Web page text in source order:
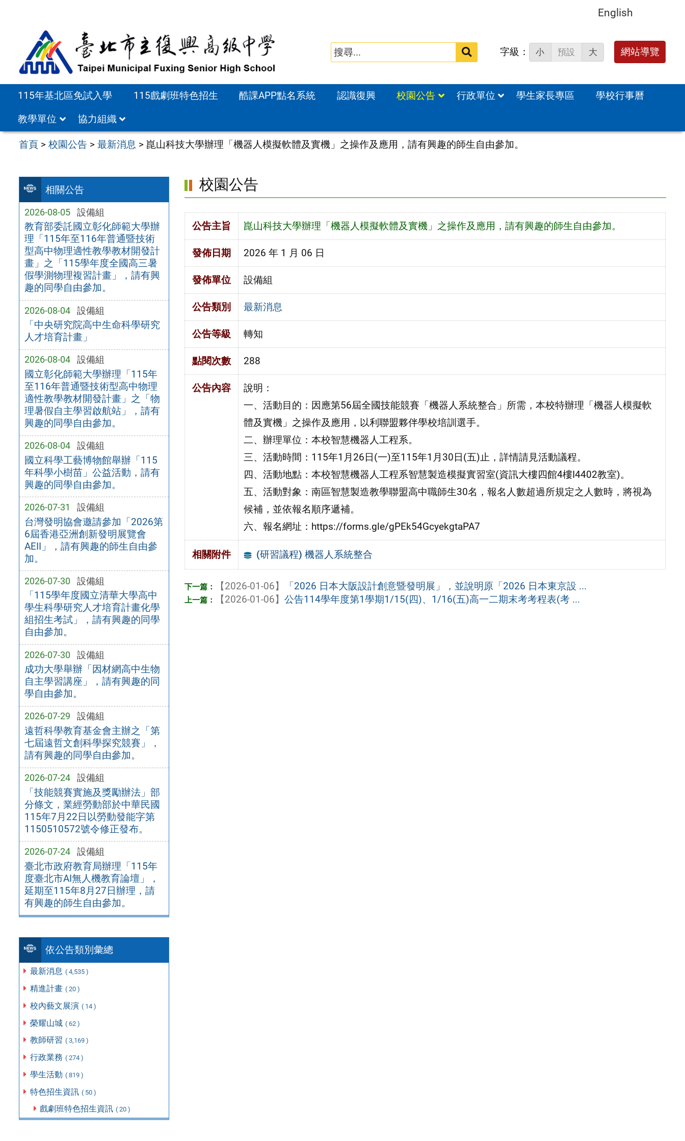
English
站
搜
字級： 小 預設 大 網站導覽
115年基北區免試入學 115戲劇班特色招生 酷課APP點名系統 認識復興 校園公告 行政單位 學生家長專區
學校行事曆
教學單位
協力組織
首頁 >校園公告 >最新消息 > 崑山科技大學辦理「機器人模擬軟體及實機」之操作及應用，請有興趣的師生自由參加。
相關公告
2026-08-05 設備組
教育部委託國立彰化師範大學辦
理「115年至116年普通暨技術
型高中物理適性教學教材開發計
畫」之「115學年度全國高三暑
假學測物理複習計畫」，請有興
趣的同學自由參加。
2026-08-04 設備組
「中央研究院高中生命科學研究
人才培育計畫」
2026-08-04 設備組
國立彰化師範大學辦理「115年
至116年普通暨技術型高中物理
適性教學教材開發計畫」之「物
理暑假自主學習啟航站」，請有
興趣的同學自由參加。
2026-08-04 設備組
國立科學工藝博物館舉辦「115
年科學小樹苗」公益活動，請有
興趣的同學自由參加。
2026-07-31 設備組
台灣發明協會邀請參加「2026第
6屆香港亞洲創新發明展覽會
AEII」，請有興趣的師生自由參
加。
2026-07-30 設備組
「115學年度國立清華大學高中
學生科學研究人才培育計畫化學
組招生考試」，請有興趣的同學
自由參加。
2026-07-30 設備組
成功大學舉辦「因材網高中生物
自主學習講座」，請有興趣的同
學自由參加。
2026-07-29 設備組
遠哲科學教育基金會主辦之「第
七屆遠哲文創科學探究競賽」，
請有興趣的同學自由參加。
2026-07-24 設備組
「技能競賽實施及獎勵辦法」部
分條文，業經勞動部於中華民國
115年7月22日以勞動發能字第
1150510572號令修正發布。
2026-07-24 設備組
臺北市政府教育局辦理「115年
度臺北市AI無人機教育論壇」，
延期至115年8月27日辦理，請
有興趣的師生自由參加。
依公告類別彙總
最新消息 ( 4,535 )
精進計畫 ( 20 )
校內藝文展演 ( 14 )
榮耀山城 ( 62 )
教師研習 ( 3,169 )
行政業務 ( 274 )
學生活動 ( 819 )
特色招生資訊 ( 50 )
戲劇班特色招生資訊 ( 20 )
校園公告
公告主旨 崑山科技大學辦理「機器人模擬軟體及實機」之操作及應用，請有興趣的師生自由參加。
發佈日期 2026 年 1 月 06 日
發佈單位 設備組
公告類別 最新消息
公告等級 轉知
點閱次數 288
公告內容
說明：
一、活動目的：因應第56屆全國技能競賽「機器人系統整合」所需，本校特辦理「機器人模擬軟
體及實機」之操作及應用，以利聯盟夥伴學校培訓選手。
二、辦理單位：本校智慧機器人工程系。
三、活動時間：115年1月26日(一)至115年1月30日(五)止，詳情請見活動議程。
四、活動地點：本校智慧機器人工程系智慧製造模擬實習室(資訊大樓四館4樓I4402教室)。
五、活動對象：南區智慧製造教學聯盟高中職師生30名，報名人數超過所規定之人數時，將視為
候補，並依報名順序遞補。
六、報名網址：https://forms.gle/gPEk54GcyekgtaPA7
相關附件 (研習議程) 機器人系統整合
【2026-01-06】
「2026 日本大阪設計創意暨發明展」，並說明原「2026 日本東京設 ...
【2026-01-06】公告114學年度第1學期1/15(四)、1/16(五)高一二期末考考程表(考 ...